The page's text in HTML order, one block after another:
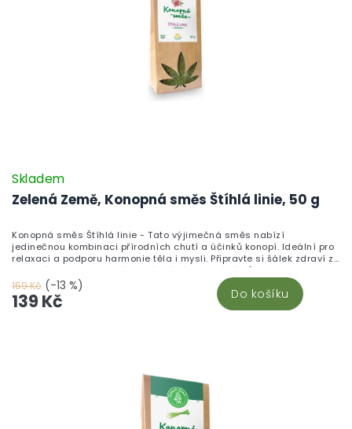
Zelená Země, Konopná směs Štíhlá linie, 50 g
Skladem
159 Kč (-13 %)
139 Kč Do košíku
Konopná směs Štíhlá linie - Tato výjimečná směs nabízí
jedinečnou kombinaci přírodních chutí a účinků konopí. Ideální pro
relaxaci a podporu harmonie těla i mysli. Připravte si šálek zdraví z
kvalitních surovin, který ocení každý milovník čajů.